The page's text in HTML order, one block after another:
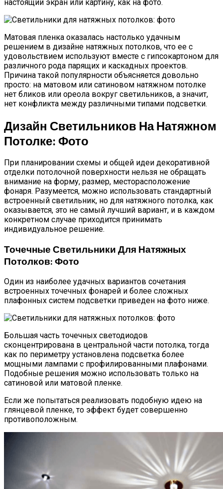
настоящий экран или картину, как на фото.
Матовая пленка оказалась настолько удачным
решением в дизайне натяжных потолков, что ее с
удовольствием используют вместе с гипсокартоном для
различного рода парящих и каскадных проектов.
Причина такой популярности объясняется довольно
просто: на матовом или сатиновом натяжном потолке
нет бликов или ореола вокруг светильников, а значит,
нет конфликта между различными типами подсветки.
Дизайн Светильников На Натяжном
Потолке: Фото
При планировании схемы и общей идеи декоративной
отделки потолочной поверхности нельзя не обращать
внимание на форму, размер, месторасположение
фонаря. Разумеется, можно использовать стандартный
встроенный светильник, но для натяжного потолка, как
оказывается, это не самый лучший вариант, и в каждом
конкретном случае приходится принимать
индивидуальное решение.
Точечные Светильники Для Натяжных
Потолков: Фото
Один из наиболее удачных вариантов сочетания
встроенных точечных фонарей и более сложных
плафонных систем подсветки приведен на фото ниже.
Большая часть точечных светодиодов
сконцентрирована в центральной части потолка, тогда
как по периметру установлена подсветка более
мощными лампами с профилированными плафонами.
Подобные решения можно использовать только на
сатиновой или матовой пленке.
Если же попытаться реализовать подобную идею на
глянцевой пленке, то эффект будет совершенно
противоположным.